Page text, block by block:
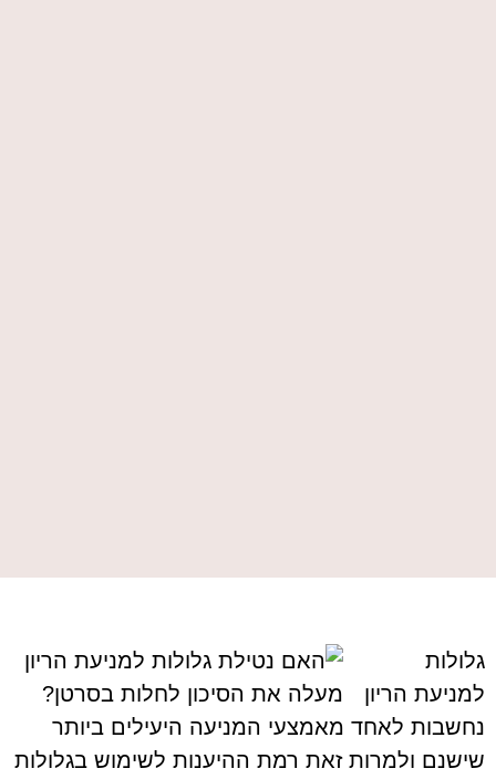
גלולות
למניעת הריון
נחשבות לאחד מאמצעי המניעה היעילים ביותר
שישנם ולמרות זאת רמת ההיענות לשימוש בגלולות